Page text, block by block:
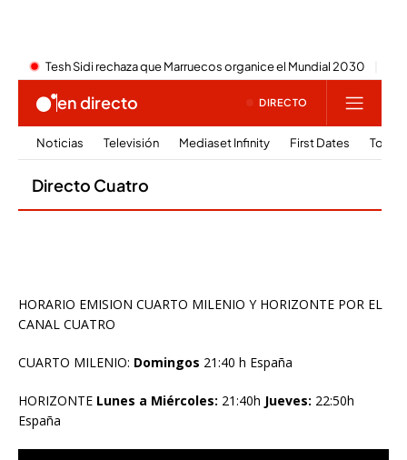
HORARIO EMISION CUARTO MILENIO Y HORIZONTE POR EL
CANAL CUATRO
CUARTO MILENIO: Domingos 21:40 h España
HORIZONTE Lunes a Miércoles: 21:40h Jueves: 22:50h
España